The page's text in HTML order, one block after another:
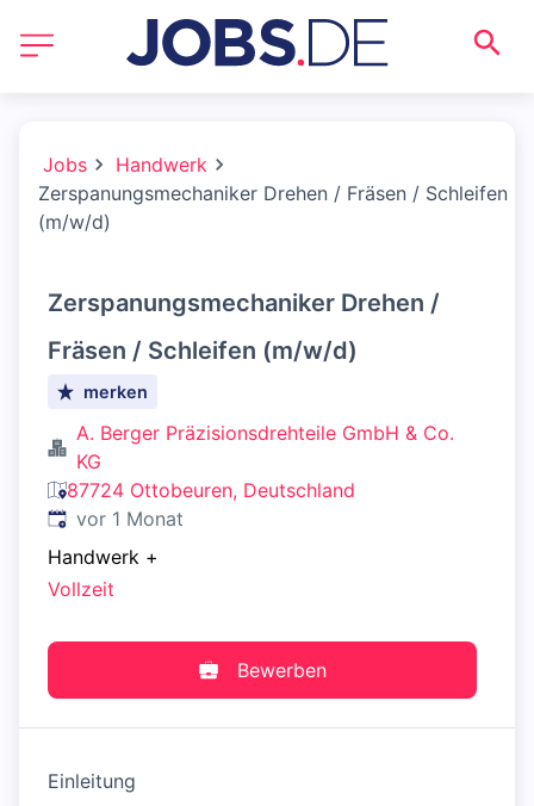
Jobs
Handwerk
Zerspanungsmechaniker Drehen / Fräsen / Schleifen
(m/w/d)
Zerspanungsmechaniker Drehen /
Fräsen / Schleifen (m/w/d)
merken
A. Berger Präzisionsdrehteile GmbH & Co.
KG
87724 Ottobeuren, Deutschland
Veröffentlicht:
vor 1 Monat
Handwerk +
Vollzeit
Bewerben
Einleitung